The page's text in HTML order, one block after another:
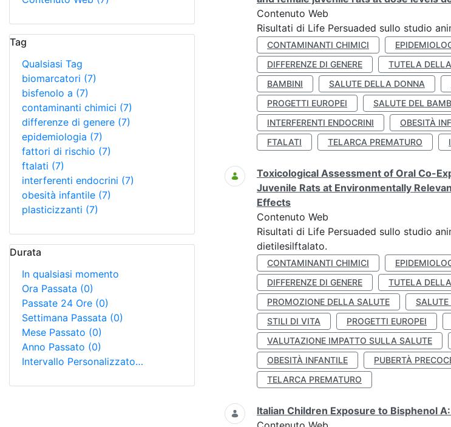
Tag
Qualsiasi Tag
biomarcatori (7)
bisfenolo a (7)
contaminanti chimici (7)
differenze di genere (7)
epidemiologia (7)
fattori di rischio (7)
ftalati (7)
interferenti endocrini (7)
obesità infantile (7)
plasticizzanti (7)
Durata
In qualsiasi momento
Ora Passata (0)
Passate 24 Ore (0)
Settimana Passata (0)
Mese Passato (0)
Anno Passato (0)
Intervallo Personalizzato…
Contenuto Web
Risultati di Life Persuaded sullo studio
CONTAMINANTI CHIMICI
DIFFERENZE DI GENERE
TUTELA
BAMBINI
SALUTE DELLA DONNA
PROGETTI EUROPEI
SALUTE DEL
INTERFERENTI ENDOCRINI
OBESITÀ
FTALATI
TELARCA PREMATURO
Toxicological Assessment of Oral Co-
Juvenile Rats at Environmentally
Effects
Contenuto Web
Risultati di Life Persuaded sullo studio
dietilesilftalato.
CONTAMINANTI CHIMICI
DIFFERENZE DI GENERE
TUTELA
PROMOZIONE DELLA SALUTE
STILI DI VITA
PROGETTI EUROPEI
VALUTAZIONE IMPATTO SULLA SALUTE
OBESITÀ INFANTILE
PUBERTÀ
TELARCA PREMATURO
Italian Children Exposure to Bisphenol